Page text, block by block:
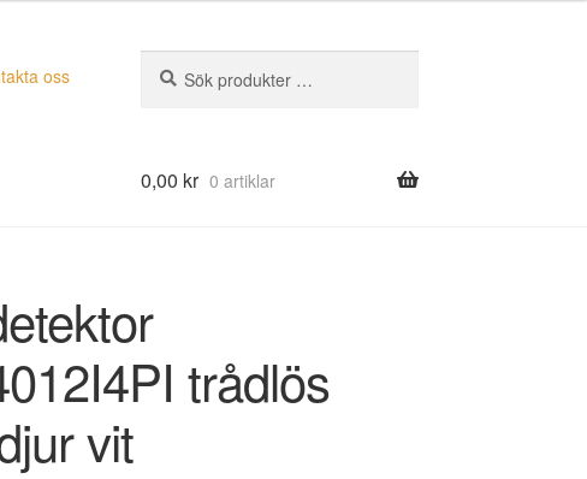
oss
efter:
0,00 kr 0 artiklar
trådlös
vit